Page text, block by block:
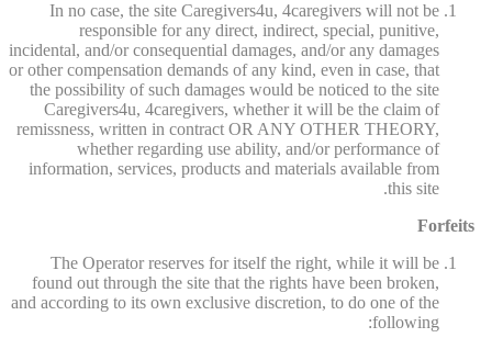
In no case, the site Caregivers4u, 4caregivers will not be
responsible for any direct, indirect, special, punitive,
incidental, and/or consequential damages, and/or any damages
or other compensation demands of any kind, even in case, that
the possibility of such damages would be noticed to the site
Caregivers4u, 4caregivers, whether it will be the claim of
remissness, written in contract OR ANY OTHER THEORY,
whether regarding use ability, and/or performance of
information, services, products and materials available from
this site.
Forfeits
The Operator reserves for itself the right, while it will be
found out through the site that the rights have been broken,
and according to its own exclusive discretion, to do one of the
following: